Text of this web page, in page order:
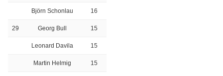
Björn Schonlau 16
29 Georg Bull 15
Leonard Davila 15
Martin Helmig 15